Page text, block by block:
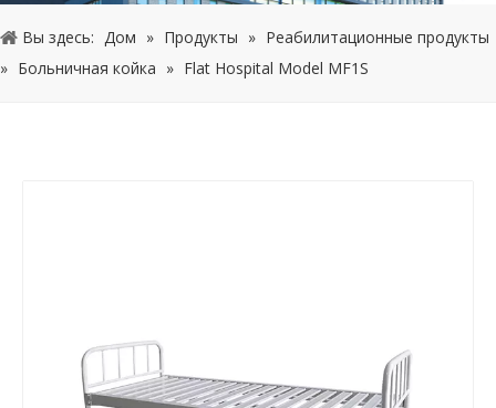
Вы здесь: Дом » Продукты » Реабилитационные продукты
» Больничная койка » Flat Hospital Model MF1S